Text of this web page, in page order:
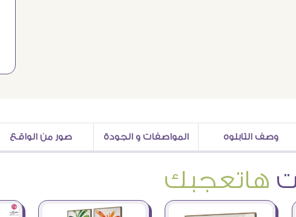
وصف التابلوه المواصفات و الجودة صور من الواقع
هاتعجبك